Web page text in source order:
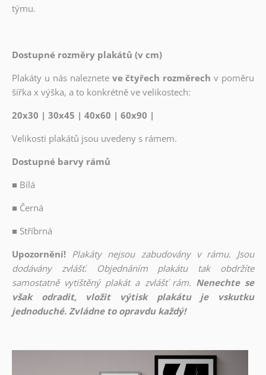
týmu.
Dostupné rozměry plakátů (v cm)
Plakáty u nás naleznete ve čtyřech rozměrech v poměru
šířka x výška, a to konkrétně ve velikostech:
20x30 | 30x45 | 40x60 | 60x90 |
Velikosti plakátů jsou uvedeny s rámem.
Dostupné barvy rámů
■ Bílá
■ Černá
■ Stříbrná
Upozornění! Plakáty nejsou zabudovány v rámu. Jsou
dodávány zvlášť. Objednáním plakátu tak obdržíte
samostatně vytištěný plakát a zvlášť rám. Nenechte se
však odradit, vložit výtisk plakátu je vskutku
jednoduché. Zvládne to opravdu každý!